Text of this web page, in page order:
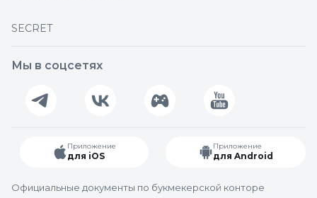
SECRET
Мы в соцсетях
Приложение
для iOS
Приложение
для Android
Официальные документы по букмекерской конторе